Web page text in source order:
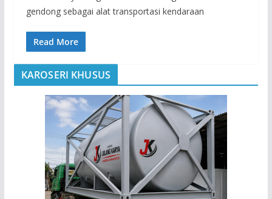
gendong sebagai alat transportasi kendaraan
Read More
KAROSERI KHUSUS